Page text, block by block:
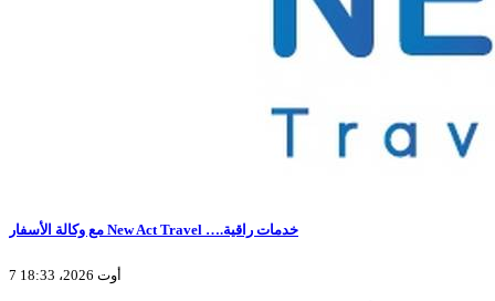
مع وكالة الأسفار New Act Travel ….خدمات راقية
7 أوت 2026، 18:33